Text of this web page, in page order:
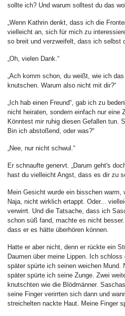
sollte ich? Und warum solltest du das
„Wenn Kathrin denkt, dass ich die
vielleicht an, sich für mich zu
so breit und verzweifelt, dass ich selbst
„Oh, vielen Dank.“
„Ach komm schon, du weißt, wie ich
knutschen. Warum also nicht mit dir?“
„Ich hab einen Freund“, gab ich zu
nicht heiraten, sondern einfach nur eine
Könntest mir ruhig diesen Gefallen tun.
Bin ich abstoßend, oder was?“
„Nee, nur nicht schwul.“
Er schnaufte genervt. „Darum geht's
hast du vielleicht Angst, dass es dir zu
Mein Gesicht wurde ein bisschen warm,
Naja, nicht wirklich ertappt. Oder...
verwirrt. Und die Tatsache, dass ich
schon süß fand, machte es nicht besser.
dass er es hätte überhören können.
Hatte er aber nicht, denn er rückte ein
Daumen über meine Lippen. Ich
später spürte ich seinen weichen Mund.
später spürte ich seine Zunge. Zwei
knutschten wie die Blödmänner.
seine Finger verirrten sich dann und
streichelten nackte Haut. Meine Finger